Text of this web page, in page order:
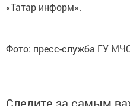
«Татар информ».
Фото: пресс-служба ГУ